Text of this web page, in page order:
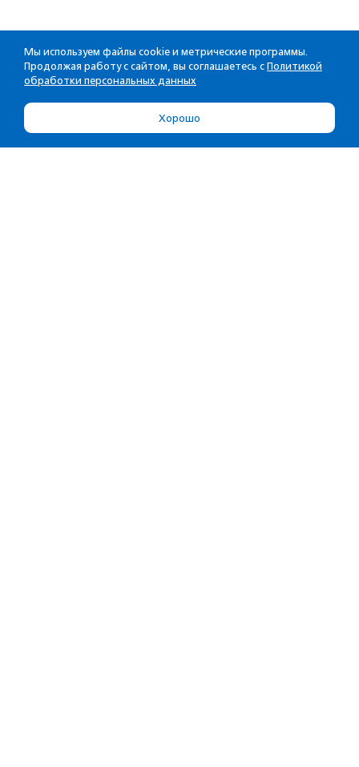
Мы используем файлы cookie и метрические программы.
Продолжая работу с сайтом, вы соглашаетесь с Политикой
обработки персональных данных
Хорошо